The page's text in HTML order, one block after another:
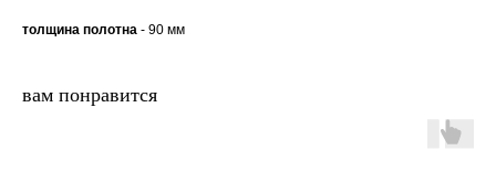
толщина полотна - 90 мм
вам понравится